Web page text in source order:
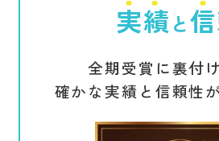
実績 と
全期受賞に裏付
確かな実績と信頼性